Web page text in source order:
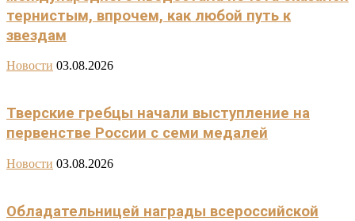
тернистым, впрочем, как любой путь к
звездам
Новости 03.08.2026
Тверские гребцы начали выступление на
первенстве России с семи медалей
Новости 03.08.2026
Обладательницей награды всероссийской